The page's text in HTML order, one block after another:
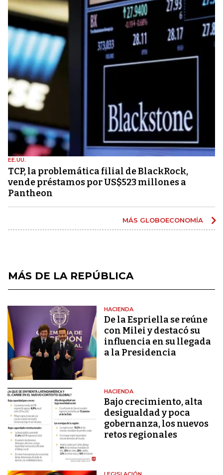
EE.UU.
TCP, la problemática filial de BlackRock,
vende préstamos por US$523 millones a
Pantheon
MÁS GLOBOECONOMÍA
MÁS DE LA REPÚBLICA
HACIENDA
De la Espriella se reúne
con Milei y destacó su
influencia en su llegada
a la Presidencia
HACIENDA
Bajo crecimiento, alta
desigualdad y poca
gobernanza, los nuevos
retos regionales